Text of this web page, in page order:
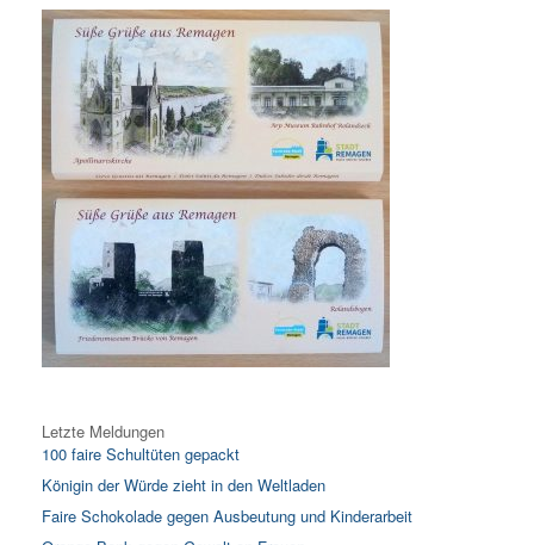
Letzte Meldungen
100 faire Schultüten gepackt
Königin der Würde zieht in den Weltladen
Faire Schokolade gegen Ausbeutung und Kinderarbeit